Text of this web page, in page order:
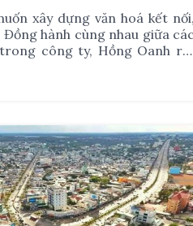
xây dựng văn hoá kết nối,
hành cùng nhau giữa các
công ty, Hồng Oanh rất